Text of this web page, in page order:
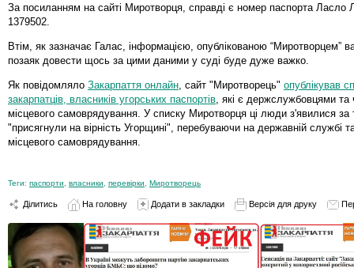
За посиланням на сайті Миротворця, справді є номер паспорта Ласло
1379502.
Втім, як зазначає Галас, інформацією, опублікованою “Миротворцем”
позаяк довести щось за цими даними у суді буде дуже важко.
Як повідомляло Закарпаття онлайн , сайт "Миротворець" опублікував
закарпатців, власників угорських паспортів , які є держслужбовцями та
місцевого самоврядування. У списку Миротворця ці люди з'явилися
"присягнули на вірність Угорщині", перебуваючи на державній службі
місцевого самоврядування.
Теги: паспорти власники перевірки Миротворець
Ділитись На головну Додати в закладки Версія для друку